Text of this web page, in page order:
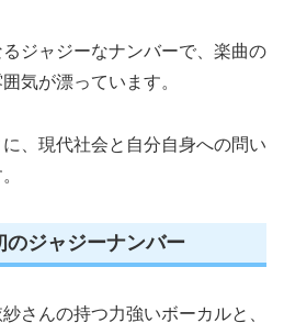
ジャジーなナンバーで、楽曲の
気が漂っています。
、現代社会と自分自身への問い
ジャジーナンバー
さんの持つ力強いボーカルと、